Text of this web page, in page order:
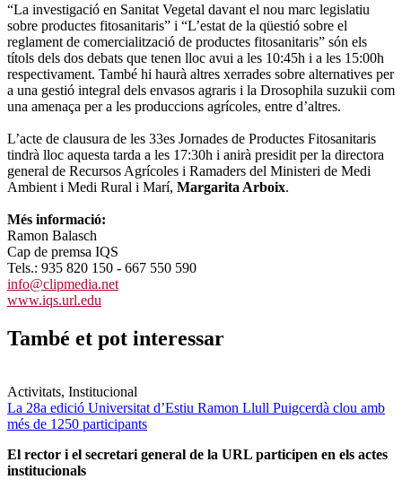
“La investigació en Sanitat Vegetal davant el nou marc legislatiu
sobre productes fitosanitaris” i “L’estat de la qüestió sobre el
reglament de comercialització de productes fitosanitaris” són els
títols dels dos debats que tenen lloc avui a les 10:45h i a les 15:00h
respectivament. També hi haurà altres xerrades sobre alternatives per
a una gestió integral dels envasos agraris i la Drosophila suzukii com
una amenaça per a les produccions agrícoles, entre d’altres.
L’acte de clausura de les 33es Jornades de Productes Fitosanitaris
tindrà lloc aquesta tarda a les 17:30h i anirà presidit per la directora
general de Recursos Agrícoles i Ramaders del Ministeri de Medi
Ambient i Medi Rural i Marí, Margarita Arboix.
Més informació:
Ramon Balasch
Cap de premsa IQS
Tels.: 935 820 150 - 667 550 590
info@clipmedia.net
www.iqs.url.edu
També et pot interessar
Activitats, Institucional
La 28a edició Universitat d’Estiu Ramon Llull Puigcerdà clou amb
més de 1250 participants
El rector i el secretari general de la URL participen en els actes
institucionals